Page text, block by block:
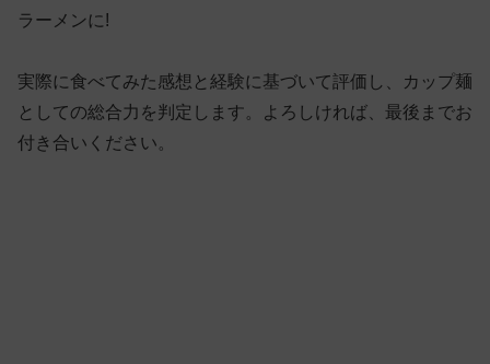
ラーメンに!
実際に食べてみた感想と経験に基づいて評価し、カップ麺
としての総合力を判定します。よろしければ、最後までお
付き合いください。